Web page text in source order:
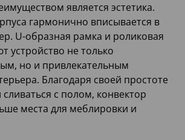
является эстетика.
гармонично вписывается в
U-образная рамка и роликовая
устройство не только
но и привлекательным
Благодаря своей простоте
с полом, конвектор
места для меблировки и